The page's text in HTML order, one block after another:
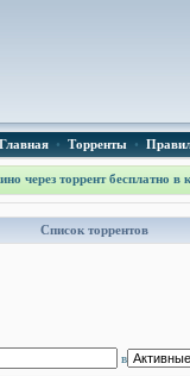
Главная• Торренты•
через торрент бесплатно в
Список торрентов
в